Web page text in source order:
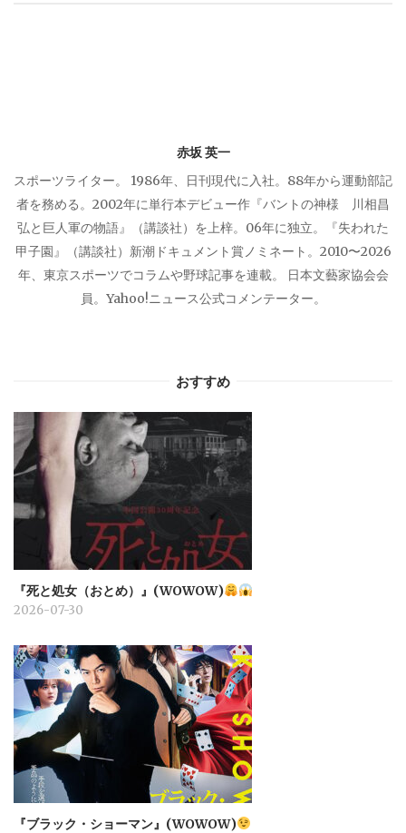
赤坂 英一
スポーツライター。 1986年、日刊現代に入社。88年から運動部記
者を務める。2002年に単行本デビュー作『バントの神様 川相昌
弘と巨人軍の物語』（講談社）を上梓。06年に独立。『失われた
甲子園』（講談社）新潮ドキュメント賞ノミネート。2010〜2026
年、東京スポーツでコラムや野球記事を連載。 日本文藝家協会会
員。Yahoo!ニュース公式コメンテーター。
おすすめ
『死と処女（おとめ）』(WOWOW)
2026-07-30
『ブラック・ショーマン』(WOWOW)